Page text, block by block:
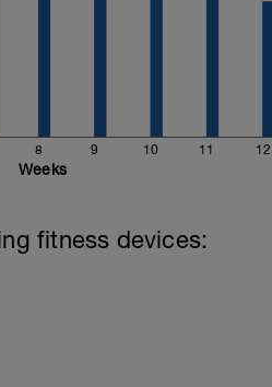
8 9 10 11 12
Weeks
fitness devices: